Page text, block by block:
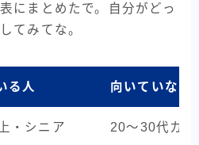
にまとめたで。自分がどっ
てみてな。
る人 向いていない
・シニア 20〜30代カ